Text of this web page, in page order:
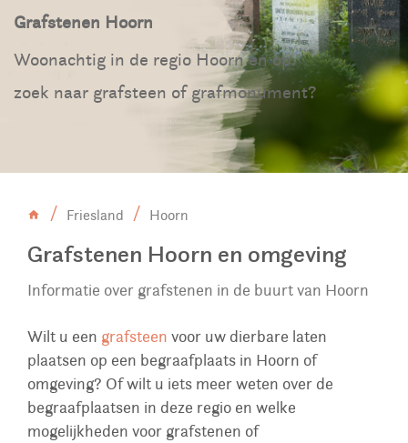
Grafstenen Hoorn
Woonachtig in de regio Hoorn en op
zoek naar grafsteen of grafmonument?
Friesland Hoorn
Grafstenen Hoorn en omgeving
Informatie over grafstenen in de buurt van Hoorn
Wilt u een grafsteen voor uw dierbare laten
plaatsen op een begraafplaats in Hoorn of
omgeving? Of wilt u iets meer weten over de
begraafplaatsen in deze regio en welke
mogelijkheden voor grafstenen of